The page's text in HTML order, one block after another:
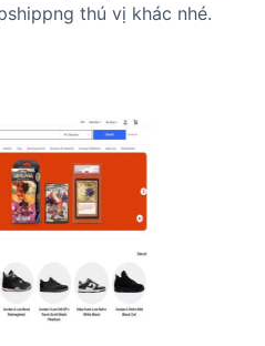
thú vị khác nhé.